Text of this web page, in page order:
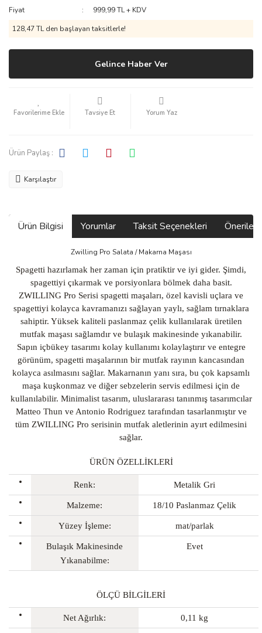
Fiyat
999,99 TL + KDV
128,47 TL den başlayan taksitlerle!
Gelince Haber Ver
Tavsiye Et Yorum Yaz
Ürün Paylaş :
Karşılaştır
Ürün Bilgisi Yorumlar Taksit Seçenekleri
Zwilling Pro Salata / Makarna Maşası
Spagetti hazırlamak her zaman için pratiktir ve iyi gider. Şimdi,
spagettiyi çıkarmak ve porsiyonlara bölmek daha basit.
ZWILLING Pro Serisi spagetti maşaları, özel kavisli uçlara ve
spagettiyi kolayca kavramanızı sağlayan yaylı, sağlam tırnaklara
sahiptir. Yüksek kaliteli paslanmaz çelik kullanılarak üretilen
mutfak maşası sağlamdır ve bulaşık makinesinde yıkanabilir.
Sapın içbükey tasarımı kolay kullanımı kolaylaştırır ve entegre
görünüm, spagetti maşalarının bir mutfak rayının kancasından
kolayca asılmasını sağlar. Makarnanın yanı sıra, bu çok kapsamlı
maşa kuşkonmaz ve diğer sebzelerin servis edilmesi için de
kullanılabilir. Minimalist tasarım, uluslararası tanınmış tasarımcılar
Matteo Thun ve Antonio Rodriguez tarafından tasarlanmıştır ve
tüm ZWILLING Pro serisinin mutfak aletlerinin ayırt edilmesini
sağlar.
ÜRÜN ÖZELLİKLERİ
Renk: Metalik Gri
Malzeme: 18/10 Paslanmaz Çelik
Yüzey İşleme: mat/parlak
Bulaşık Makinesinde
Yıkanabilme:
Evet
ÖLÇÜ BİLGİLERİ
Net Ağırlık: 0,11 kg